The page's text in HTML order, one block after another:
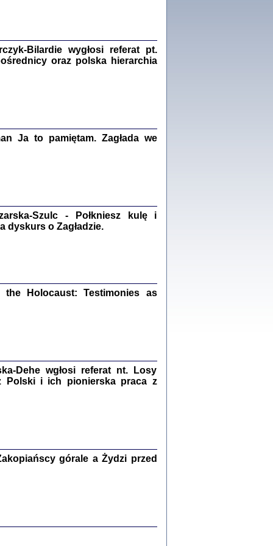
Bańkowska
Bańkowska, wstęp Jacek Leociak
Warszawa 2021
NAM KOLEJNA GODZINA ...
w ukryciu w latach 1943-1944
Bilardie wygłosi referat pt.
oraz polska hierarchia
Ja to pamiętam. Zagłada we
Szulc - Połkniesz kulę i
dyskurs o Zagładzie.
the Holocaust: Testimonies as
Dehe wgłosi referat nt. Losy
Polski i ich pionierska praca z
górale a Żydzi przed